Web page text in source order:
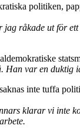
politiken,
råkade ut för
var en
inte tuffa
klarar vi